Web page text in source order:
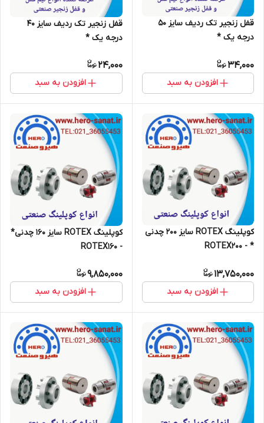
قفل زنجیر تک ردیف سایز 50
درجه یک *
34,000
افزودن به سبد
قفل زنجیر تک ردیف سایز 40
درجه یک *
24,000
افزودن به سبد
کوپلینگ ROTEX سایز 200 چدنی
* - ROTEX200
13,750,000
افزودن به سبد
کوپلینگ ROTEX سایز 160 چدنی*
- ROTEX160
9,850,000
افزودن به سبد